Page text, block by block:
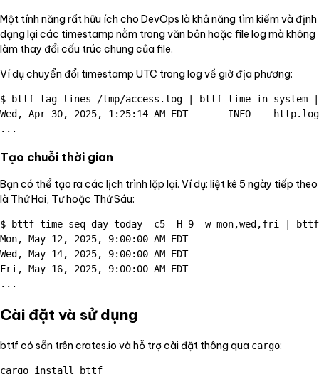
Một tính năng rất hữu ích cho DevOps là khả năng tìm kiếm và định
dạng lại các timestamp nằm trong văn bản hoặc file log mà không
làm thay đổi cấu trúc chung của file.
Ví dụ chuyển đổi timestamp UTC trong log về giờ địa phương:
$ bttf tag lines /tmp/access.log | bttf time in
Wed, Apr 30, 2025, 1:25:14 AM EDT       INFO
Tạo chuỗi thời gian
Bạn có thể tạo ra các lịch trình lặp lại. Ví dụ: liệt kê 5 ngày tiếp theo
là Thứ Hai, Tư hoặc Thứ Sáu:
$ bttf time seq day today -c5 -H 9 -w mon,wed,fri |
Mon, May 12, 2025, 9:00:00 AM EDT
Wed, May 14, 2025, 9:00:00 AM EDT
Fri, May 16, 2025, 9:00:00 AM EDT
Cài đặt và sử dụng
bttf có sẵn trên crates.io và hỗ trợ cài đặt thông qua cargo: